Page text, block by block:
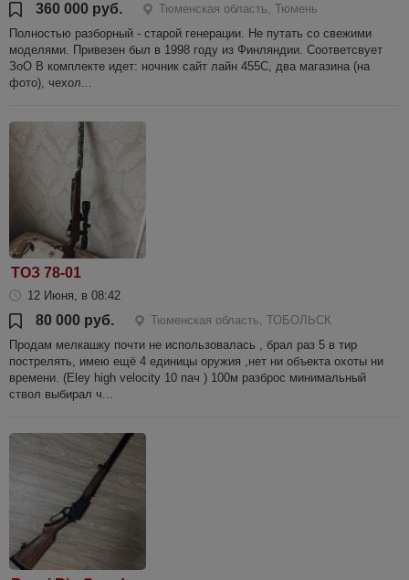
360 000 руб.
Тюменская область, Тюмень
Полностью разборный - старой генерации. Не путать со свежими
моделями. Привезен был в 1998 году из Финляндии. Соответсвует
ЗоО В комплекте идет: ночник сайт лайн 455С, два магазина (на
фото), чехол...
ТОЗ 78-01
12 Июня, в 08:42
80 000 руб.
Тюменская область, ТОБОЛЬСК
Продам мелкашку почти не использовалась , брал раз 5 в тир
пострелять, имею ещё 4 единицы оружия ,нет ни объекта охоты ни
времени. (Eley high velocity 10 пач ) 100м разброс минимальный
ствол выбирал ч...